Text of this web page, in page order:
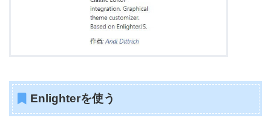
Enlighterを使う